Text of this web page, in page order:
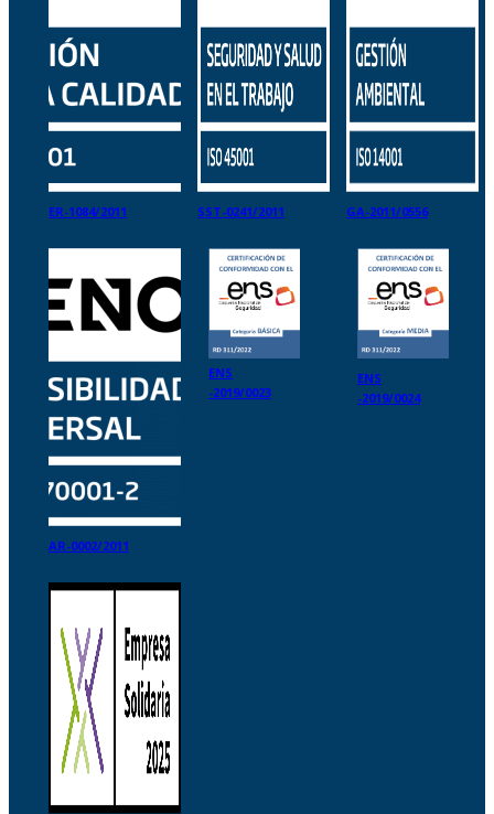
ER-1084/2011 SST-0241/2011 GA-2011/0556
AR-0002/2011
ENS
-2019/0023
ENS
-2019/0024